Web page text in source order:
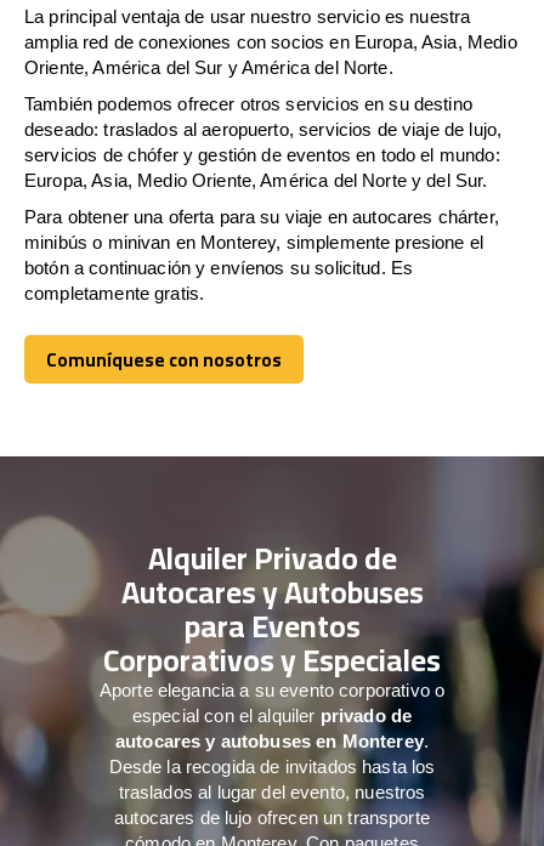
La principal ventaja de usar nuestro servicio es nuestra
amplia red de conexiones con socios en Europa, Asia, Medio
Oriente, América del Sur y América del Norte.
También podemos ofrecer otros servicios en su destino
deseado: traslados al aeropuerto, servicios de viaje de lujo,
servicios de chófer y gestión de eventos en todo el mundo:
Europa, Asia, Medio Oriente, América del Norte y del Sur.
Para obtener una oferta para su viaje en autocares chárter,
minibús o minivan en Monterey, simplemente presione el
botón a continuación y envíenos su solicitud. Es
completamente gratis.
Comuníquese con nosotros
Comuníquese con nosotros
Alquiler Privado de
Autocares y Autobuses
para Eventos
Corporativos y Especiales
Aporte elegancia a su evento corporativo o
especial con el alquiler privado de
autocares y autobuses en Monterey.
Desde la recogida de invitados hasta los
traslados al lugar del evento, nuestros
autocares de lujo ofrecen un transporte